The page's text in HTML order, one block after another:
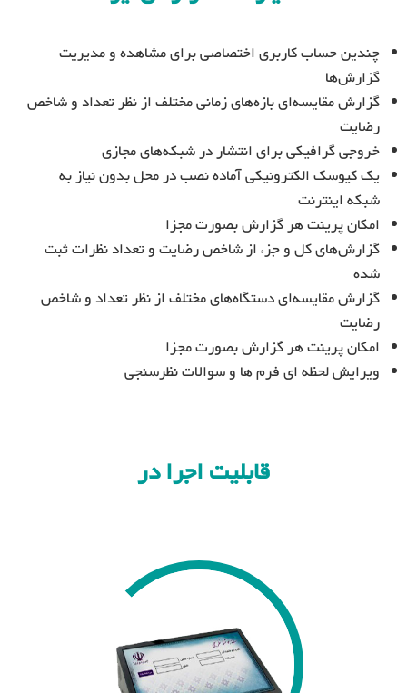
چندین حساب کاربری اختصاصی برای مشاهده و مدیریت
گزارش‌ها
گزارش مقایسه‌ای بازه‌های زمانی مختلف از نظر تعداد و شاخص
رضایت
خروجی گرافیکی برای انتشار در شبکه‌های مجازی
یک کیوسک الکترونیکی آماده نصب در محل بدون نیاز به
شبکه اینترنت
امکان پرینت هر گزارش بصورت مجزا
گزارش‌های کل و جزء از شاخص رضایت و تعداد نظرات ثبت
شده
گزارش مقایسه‌ای دستگاه‌های مختلف از نظر تعداد و شاخص
رضایت
امکان پرینت هر گزارش بصورت مجزا
ویرایش لحظه ای فرم ها و سوالات نظرسنجی
قابلیت اجرا در